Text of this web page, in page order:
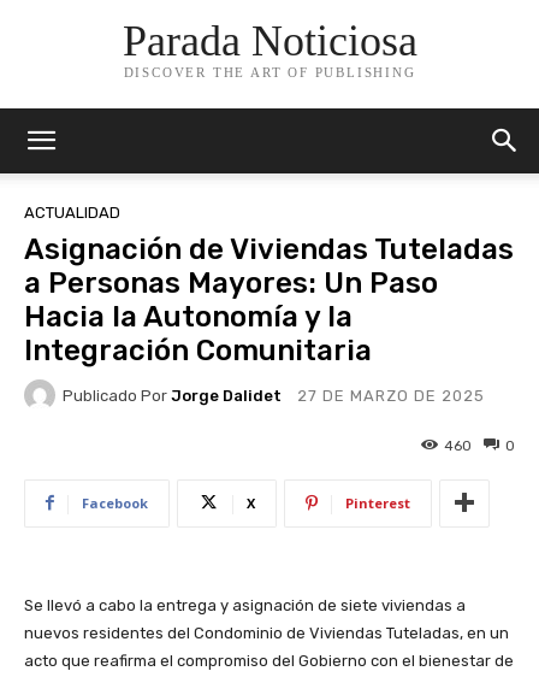
Parada Noticiosa
DISCOVER THE ART OF PUBLISHING
ACTUALIDAD
Asignación de Viviendas Tuteladas
a Personas Mayores: Un Paso
Hacia la Autonomía y la
Integración Comunitaria
Publicado Por Jorge Dalidet 27 DE MARZO DE 2025
0
460
Facebook X Pinterest
Se llevó a cabo la entrega y asignación de siete viviendas a
nuevos residentes del Condominio de Viviendas Tuteladas, en un
acto que reafirma el compromiso del Gobierno con el bienestar de